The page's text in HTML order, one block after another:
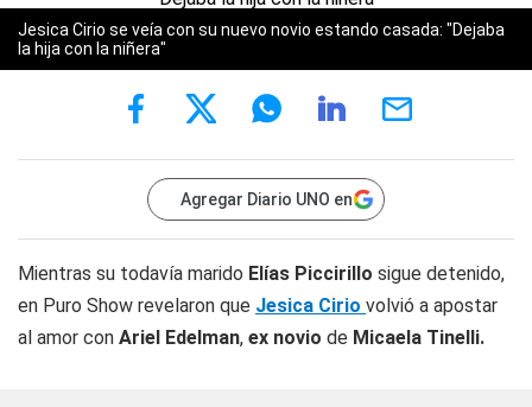
Jesica Cirio se veía con su nuevo novio estando casada: "Dejaba
la hija con la niñera"
Agregar Diario UNO en
Mientras su todavía marido Elías Piccirillo sigue detenido,
en Puro Show revelaron que Jesica Cirio volvió a apostar
al amor con Ariel Edelman, ex novio de Micaela Tinelli.